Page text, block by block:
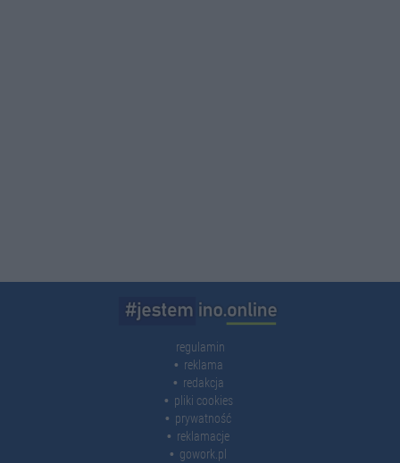
regulamin
reklama
redakcja
pliki cookies
prywatność
reklamacje
gowork.pl